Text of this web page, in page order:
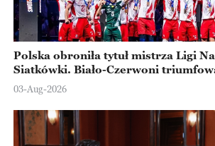
Polska obroniła tytuł mistrza Ligi
Siatkówki. Biało-Czerwoni
Ningbo
03-Aug-2026